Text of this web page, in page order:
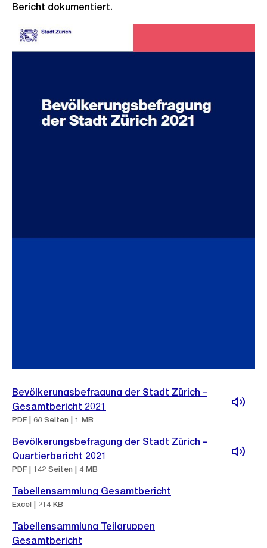
Bericht dokumentiert.
Bevölkerungsbefragung der Stadt Zürich –
Gesamtbericht 2021
PDF | 68 Seiten | 1 MB
Bevölkerungsbefragung der Stadt Zürich –
Quartierbericht 2021
PDF | 142 Seiten | 4 MB
Tabellensammlung Gesamtbericht
Excel | 214 KB
Tabellensammlung Teilgruppen
Gesamtbericht